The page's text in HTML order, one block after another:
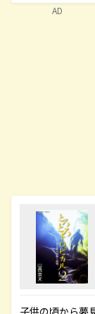
子供の頃から夢
AD